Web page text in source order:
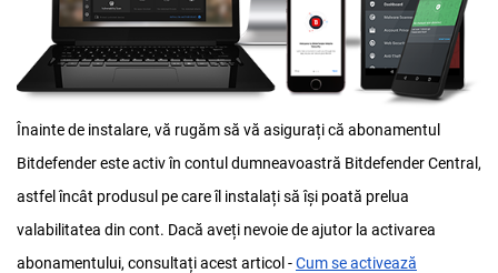
Înainte de instalare, vă rugăm să vă asigurați că abonamentul
Bitdefender este activ în contul dumneavoastră Bitdefender Central,
astfel încât produsul pe care îl instalați să își poată prelua
valabilitatea din cont. Dacă aveți nevoie de ajutor la activarea
abonamentului, consultați acest articol -Cum se activează